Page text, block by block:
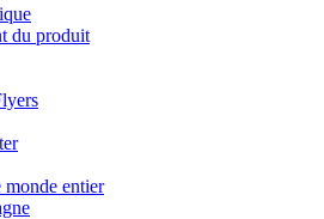
du produit
monde entier